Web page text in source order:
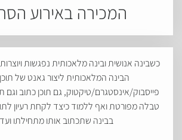
המכירה באירוע
כשבינה אנושית ובינה מלאכותית נפגשות
הבינה המלאכותית ליצור גאנט של
פייסבוק/אינסטגרם/טיקטוק, גם תוכן כתוב וגם
טבלה מפורטת ואף ללמוד כיצד לקחת רעיון
בבינה שתכתוב אותו מתחילתו ועד